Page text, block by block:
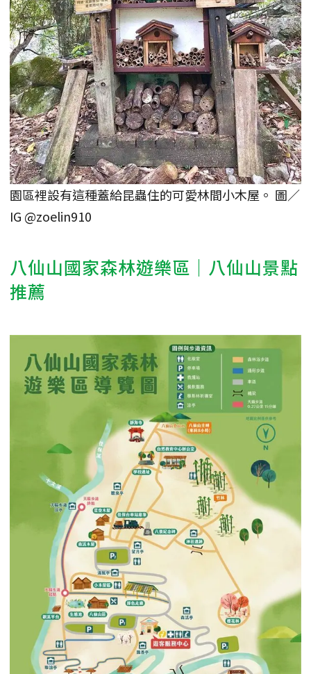
園區裡設有這種蓋給昆蟲住的可愛林間小木屋。 圖／
IG @zoelin910
八仙山國家森林遊樂區｜八仙山景點
推薦